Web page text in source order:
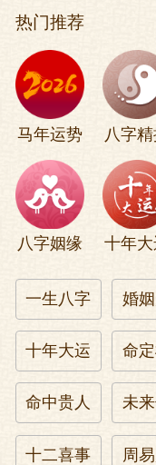
老子这个皇帝
道：既然如此
的所有财物，
这就是刘知远
毕恭毕敬的原
儿去找？刘知
了百姓的欢呼
教导，后汉的
该着天底下的
一年皇帝就死
继位。但是这
个怪胎一个，
酷臣苏逢吉
热门推荐
马年运势 八字
八字姻缘 十年大
一生八字 婚
十年大运 命
命中贵人 未
十二喜事 周